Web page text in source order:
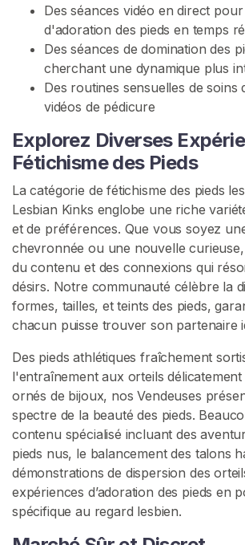
Des séances vidéo en direct
d'adoration des pieds en temps
Des séances de domination des
cherchant une dynamique plus
Des routines sensuelles de soins
vidéos de pédicure
Explorez Diverses
Fétichisme des Pieds
La catégorie de fétichisme des pieds
Lesbian Kinks englobe une riche
et de préférences. Que vous soyez
chevronnée ou une nouvelle
du contenu et des connexions qui
désirs. Notre communauté célèbre la
formes, tailles, et teints des pieds,
chacun puisse trouver son partenaire
Des pieds athlétiques fraîchement
l'entraînement aux orteils
ornés de bijoux, nos Vendeuses
spectre de la beauté des pieds.
contenu spécialisé incluant des
pieds nus, le balancement des talons
démonstrations de dispersion des
expériences d’adoration des pieds en
spécifique au regard lesbien.
e
ô
e
s
b
i
e
n
F
é
t
i
h
i
s
m
e
D
e
s
P